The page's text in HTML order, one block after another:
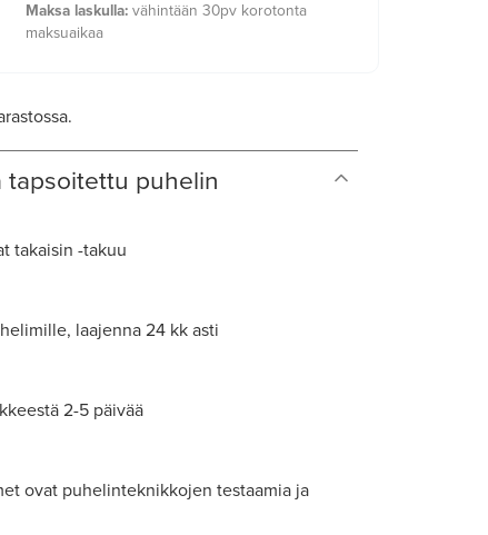
Maksa laskulla:vähintään 30pv korotonta
maksuaikaa
tapsoitettu puhelin
takaisin -takuu
laajenna 24 kk asti
2-5 päivää
ovat puhelinteknikkojen testaamia ja